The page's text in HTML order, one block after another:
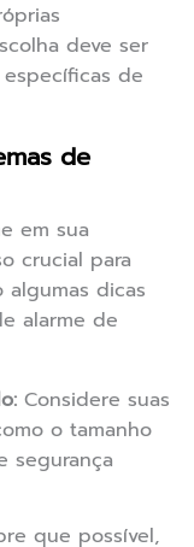
deve ser
de
de
em sua
crucial para
algumas dicas
alarme de
Considere suas
o tamanho
segurança
que possível,